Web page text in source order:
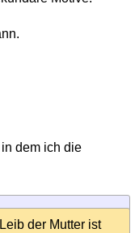
dem ich die
Leib der Mutter ist